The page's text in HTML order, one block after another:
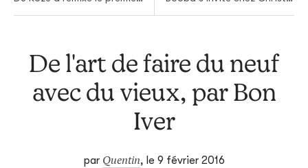
De l'art de faire du neuf
avec du vieux, par Bon
Iver
par Quentin, le 9 février 2016